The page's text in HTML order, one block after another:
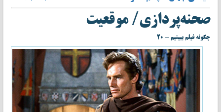
صحنه‌پردازی/ موقعیت
چگونه فیلم ببینیم - ۲۰